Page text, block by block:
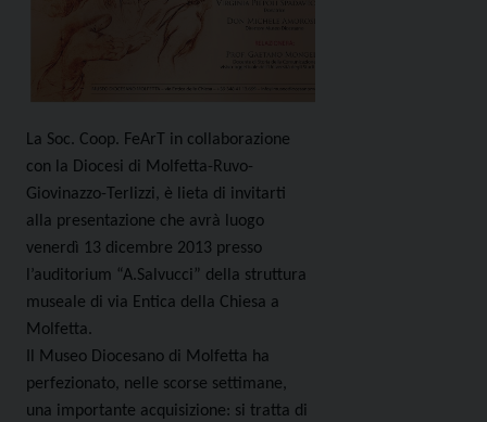
La Soc. Coop. FeArT in collaborazione
con la Diocesi di Molfetta-Ruvo-
Giovinazzo-Terlizzi, è lieta di invitarti
alla presentazione che avrà luogo
venerdì 13 dicembre 2013 presso
l’auditorium “A.Salvucci” della struttura
museale di via Entica della Chiesa a
Molfetta.
Il Museo Diocesano di Molfetta ha
perfezionato, nelle scorse settimane,
una importante acquisizione: si tratta di